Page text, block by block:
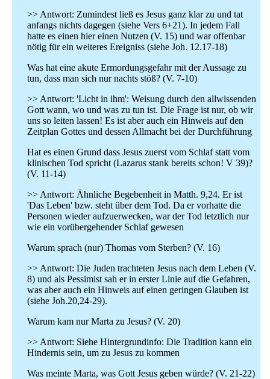
>> Antwort: Zumindest ließ es Jesus ganz klar zu und tat
anfangs nichts dagegen (siehe Vers 6+21). In jedem Fall
hatte es einen hier einen Nutzen (V. 15) und war offenbar
nötig für ein weiteres Ereigniss (siehe Joh. 12.17-18)
Was hat eine akute Ermordungsgefahr mit der Aussage zu
tun, dass man sich nur nachts stöß? (V. 7-10)
>> Antwort: 'Licht in ihm': Weisung durch den allwissenden
Gott wann, wo und was zu tun ist. Die Frage ist nur, ob wir
uns so leiten lassen! Es ist aber auch ein Hinweis auf den
Zeitplan Gottes und dessen Allmacht bei der Durchführung
Hat es einen Grund dass Jesus zuerst vom Schlaf statt vom
klinischen Tod spricht (Lazarus stank bereits schon! V 39)?
(V. 11-14)
>> Antwort: Ähnliche Begebenheit in Matth. 9,24. Er ist
'Das Leben' bzw. steht über dem Tod. Da er vorhatte die
Personen wieder aufzuerwecken, war der Tod letztlich nur
wie ein vorübergehender Schlaf gewesen
Warum sprach (nur) Thomas vom Sterben? (V. 16)
>> Antwort: Die Juden trachteten Jesus nach dem Leben (V.
8) und als Pessimist sah er in erster Linie auf die Gefahren,
was aber auch ein Hinweis auf einen geringen Glauben ist
(siehe Joh.20,24-29).
Warum kam nur Marta zu Jesus? (V. 20)
>> Antwort: Siehe Hintergrundinfo: Die Tradition kann ein
Hindernis sein, um zu Jesus zu kommen
Was meinte Marta, was Gott Jesus geben würde? (V. 21-22)